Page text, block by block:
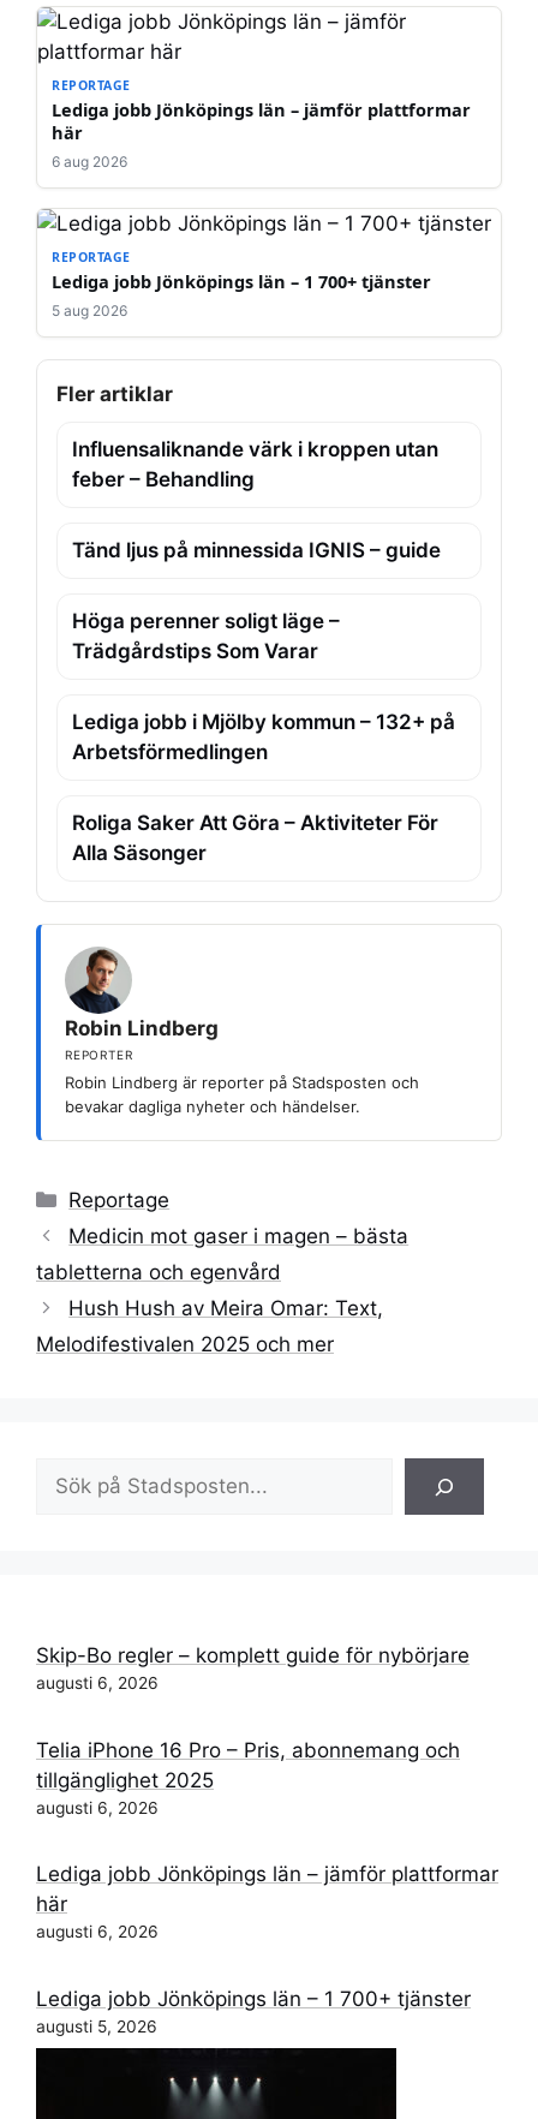
REPORTAGE
Lediga jobb Jönköpings län – jämför plattformar
här
6 aug 2026
REPORTAGE
Lediga jobb Jönköpings län – 1 700+ tjänster
5 aug 2026
Fler artiklar
Influensaliknande värk i kroppen utan
feber – Behandling
Tänd ljus på minnessida IGNIS – guide
Höga perenner soligt läge –
Trädgårdstips Som Varar
Lediga jobb i Mjölby kommun – 132+ på
Arbetsförmedlingen
Roliga Saker Att Göra – Aktiviteter För
Alla Säsonger
Robin Lindberg
REPORTER
Robin Lindberg är reporter på Stadsposten och
bevakar dagliga nyheter och händelser.
Kategorier
Reportage
Medicin mot gaser i magen – bästa
tabletterna och egenvård
Hush Hush av Meira Omar: Text,
Melodifestivalen 2025 och mer
Sök
Skip-Bo regler – komplett guide för nybörjare
augusti 6, 2026
Telia iPhone 16 Pro – Pris, abonnemang och
tillgänglighet 2025
augusti 6, 2026
Lediga jobb Jönköpings län – jämför plattformar
här
augusti 6, 2026
Lediga jobb Jönköpings län – 1 700+ tjänster
augusti 5, 2026